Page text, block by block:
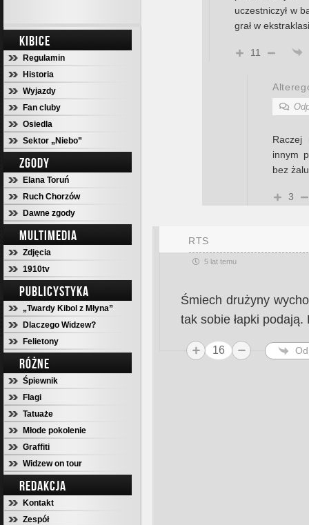
KIBICE
Regulamin
Historia
Wyjazdy
Fan cluby
Osiedla
Sektor „Niebo”
ZGODY
Elana Toruń
Ruch Chorzów
Dawne zgody
MULTIMEDIA
Zdjęcia
1910tv
PUBLICYSTYKA
„Twardy Kibol z Młyna”
Dlaczego Widzew?
Felietony
RÓŻNE
Śpiewnik
Flagi
Tatuaże
Młode pokolenie
Graffiti
Widzew on tour
REDAKCJA
Kontakt
Zespół
uczestniczył w
grał w
11
Raczej
innym
bez
3
RTS
5 lat temu
Śmiech drużyny
tak sobie łapki
16